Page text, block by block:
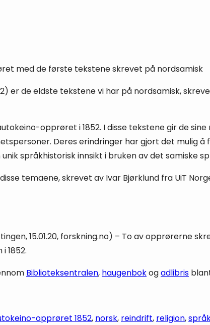
med de første tekstene skrevet på nordsamisk
er de eldste tekstene vi har på nordsamisk,
opprøret i 1852. I disse tekstene gir de
Deres erindringer har gjort det mulig
språkhistorisk innsikt i bruken av det samiske
temaene, skrevet av Ivar Bjørklund fra UiT
15.01.20, forskning.no) – To av opprørerne
1852.
Biblioteksentralen, haugenbokogadlibris
opprøret 1852, norsk, reindrift, religion,